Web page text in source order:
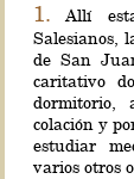
1.
Allí
Salesianos,
de San
caritativo
dormitorio,
colación y
estudiar
varios otros